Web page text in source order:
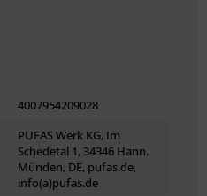
4007954209028
PUFAS Werk KG, Im
Schedetal 1, 34346 Hann.
Münden, DE, pufas.de,
info(a)pufas.de